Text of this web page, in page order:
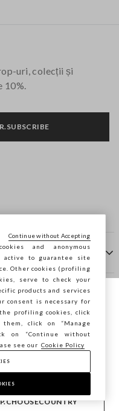
uri, colecții și
10%.
- Cap. Soc.
2.4.0
vrei să
România
and anonymous
active to guarantee site
Other cookies (profiling
serve to check your
products and services
consent is necessary for
profiling cookies, click
click on “Manage
on “Continue without
see our Cookie Policy
Continue without Accepting